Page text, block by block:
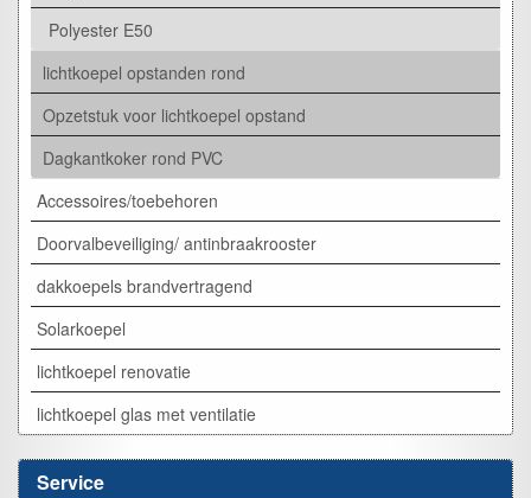
Polyester E50
lichtkoepel opstanden rond
Opzetstuk voor lichtkoepel opstand
Dagkantkoker rond PVC
Accessoires/toebehoren
Doorvalbeveiliging/ antinbraakrooster
dakkoepels brandvertragend
Solarkoepel
lichtkoepel renovatie
lichtkoepel glas met ventilatie
Service